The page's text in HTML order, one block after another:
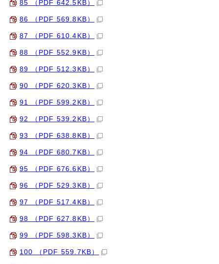
85 （PDF 642.5KB）
86 （PDF 569.8KB）
87 （PDF 610.4KB）
88 （PDF 552.9KB）
89 （PDF 512.3KB）
90 （PDF 620.3KB）
91 （PDF 599.2KB）
92 （PDF 539.2KB）
93 （PDF 638.8KB）
94 （PDF 680.7KB）
95 （PDF 676.6KB）
96 （PDF 529.3KB）
97 （PDF 517.4KB）
98 （PDF 627.8KB）
99 （PDF 598.3KB）
100 （PDF 559.7KB）